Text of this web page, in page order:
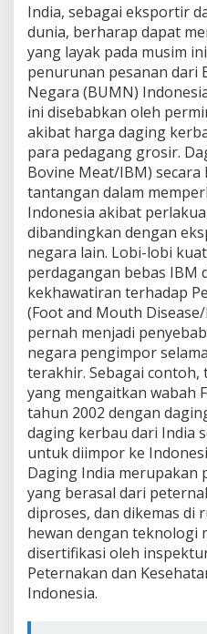
i
n
a
i
k
a
H
a
r
g
a
G
l
o
b
a
l
India, sebagai eksportir
dunia, berharap dapat
yang layak pada musim
penurunan pesanan dari
Negara (BUMN)
ini disebabkan oleh
akibat harga daging
para pedagang grosir.
Bovine Meat/IBM)
tantangan dalam
Indonesia akibat
dibandingkan dengan
negara lain. Lobi-lobi
perdagangan bebas IBM
kekhawatiran terhadap
(Foot and Mouth
pernah menjadi
negara pengimpor
terakhir. Sebagai
yang mengaitkan wabah
tahun 2002 dengan
daging kerbau dari India
untuk diimpor ke
Daging India
yang berasal dari
diproses, dan dikemas di
hewan dengan teknologi
disertifikasi oleh
Peternakan dan
Indonesia.